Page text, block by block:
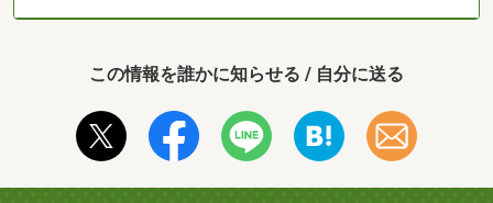
この情報を誰かに知らせる / 自分に送る